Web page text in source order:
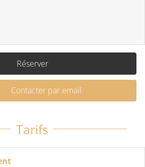
Réserver
Contacter par email
Tarifs